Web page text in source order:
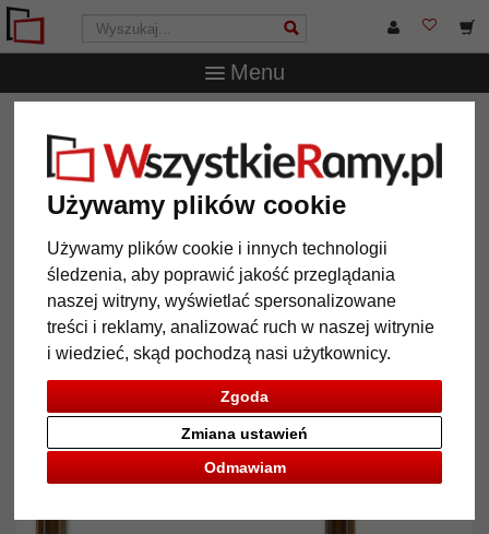
Używamy plików cookie
Używamy plików cookie i innych technologii
śledzenia, aby poprawić jakość przeglądania
naszej witryny, wyświetlać spersonalizowane
treści i reklamy, analizować ruch w naszej witrynie
i wiedzieć, skąd pochodzą nasi użytkownicy.
Zgoda
Odmawiam
Zmiana ustawień
Menu
drewniane
Rama drewniana Petra na wymiar
Rama drewniana Petra na wymiar
Powrót